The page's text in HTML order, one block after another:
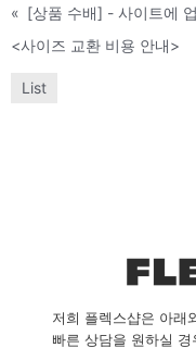
« [상품 수배] - 사이트에
<사이즈 교환 비용 안내>
List
저희 플렉스샵은 아래
빠른 상담을 원하실 경